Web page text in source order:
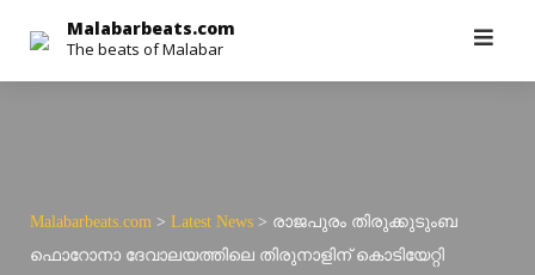
content
Malabarbeats.com
The beats of Malabar
Malabarbeats.com > Latest News > രാജപുരം തിരുക്കുടുംബ
ഫൊറോനാ ദേവാലയത്തിലെ തിരുനാളിന് കൊടിയേറ്റി